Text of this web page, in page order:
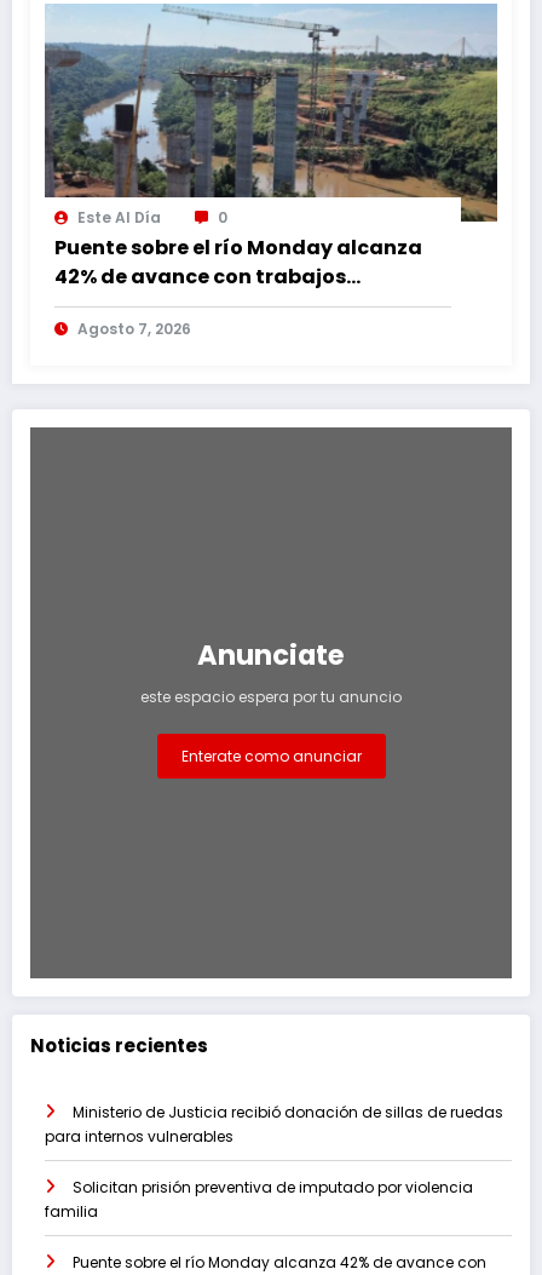
Este Al Día 0
Puente sobre el río Monday alcanza
42% de avance con trabajos
continuos
Agosto 7, 2026
Anunciate
este espacio espera por tu anuncio
Enterate como anunciar
Noticias recientes
Ministerio de Justicia recibió donación de sillas de ruedas
para internos vulnerables
Solicitan prisión preventiva de imputado por violencia
familia
Puente sobre el río Monday alcanza 42% de avance con